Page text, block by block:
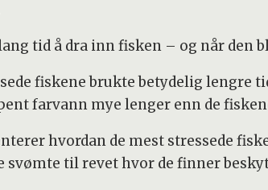
tid å dra inn fisken – og når
fiskene brukte betydelig lengre
farvann mye lenger enn de
hvordan de mest stressede
svømte til revet hvor de finner